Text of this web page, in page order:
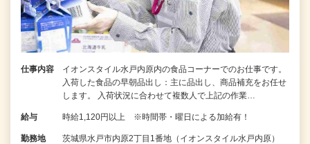
仕事内容
イオンスタイル水戸内原内の食品コーナーでのお仕事です。
入荷した食品の早朝品出し：主に品出し、商品補充をお任せ
します。 入荷状況に合わせて複数人で上記の作業…
給与 時給1,120円以上 ※時間帯・曜日による加給有！
勤務地 茨城県水戸市内原2丁目1番地（イオンスタイル水戸内原）